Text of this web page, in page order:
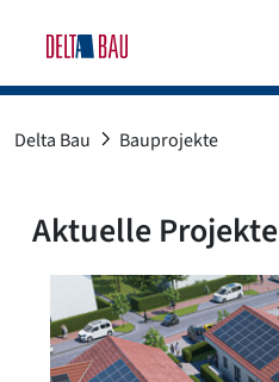
Delta Bau Bauprojekte
Aktuelle Projekte